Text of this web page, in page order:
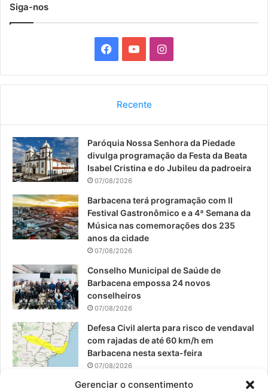
Gerenciar o consentimento
Siga-nos
a
b
o
k
o
u
b
I
n
a
g
a
Recente
Paróquia Nossa Senhora da Piedade
divulga programação da Festa da Beata
Isabel Cristina e do Jubileu da padroeira
07/08/2026
Barbacena terá programação com II
Festival Gastronômico e a 4ª Semana da
Música nas comemorações dos 235
anos da cidade
07/08/2026
Conselho Municipal de Saúde de
Barbacena empossa 24 novos
conselheiros
07/08/2026
Defesa Civil alerta para risco de vendaval
com rajadas de até 60 km/h em
Barbacena nesta sexta-feira
07/08/2026
EPCAR tem a melhor nota do IDEB no